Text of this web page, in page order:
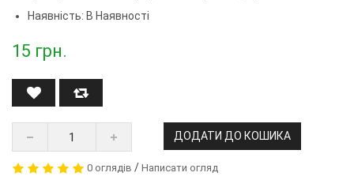
Наявність: В Наявності
15 грн.
ДОДАТИ ДО КОШИКА
0 оглядів / Написати огляд